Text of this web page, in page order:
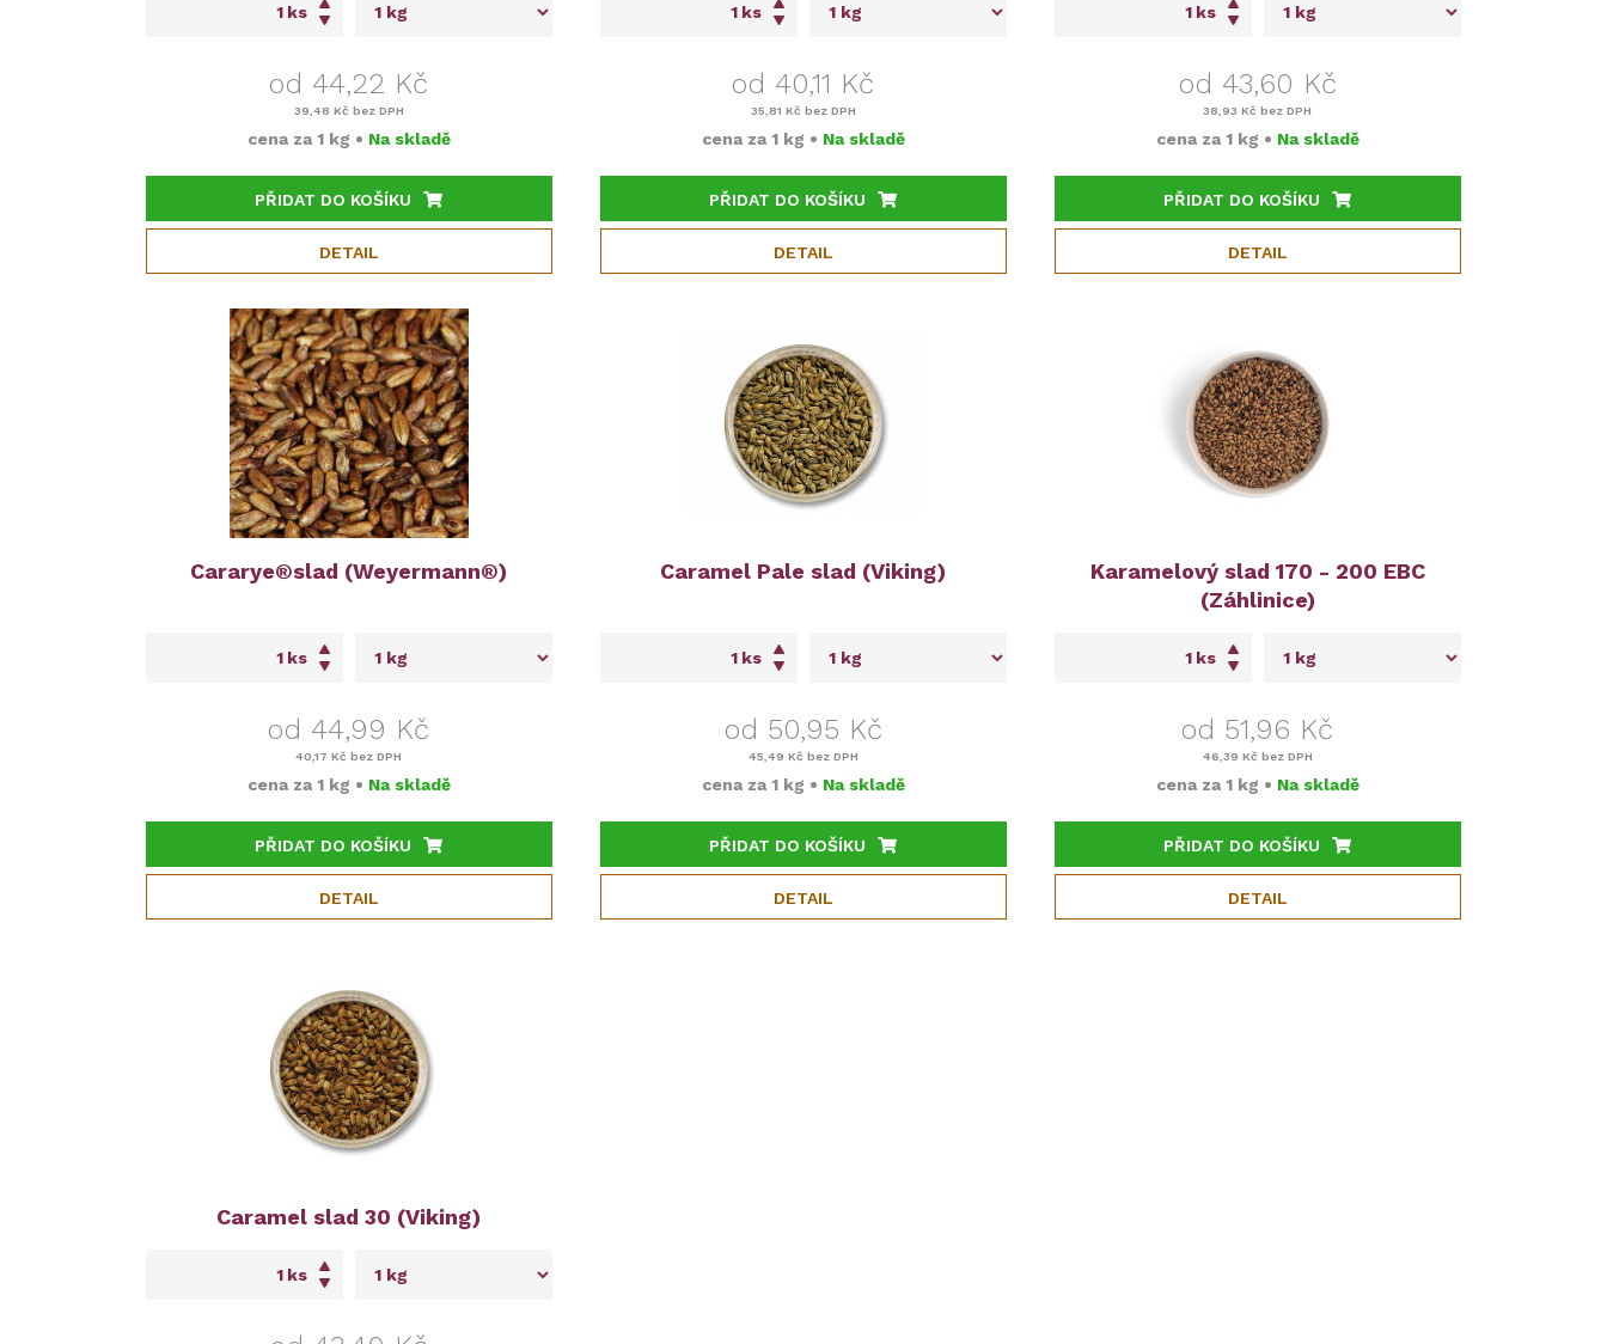
ks
od 44,22 Kč
39,48 Kč bez DPH
cena za 1 kg • Na skladě
PŘIDAT DO KOŠÍKU
DETAIL
ks
od 40,11 Kč
35,81 Kč bez DPH
cena za 1 kg • Na skladě
PŘIDAT DO KOŠÍKU
DETAIL
ks
od 43,60 Kč
38,93 Kč bez DPH
cena za 1 kg • Na skladě
PŘIDAT DO KOŠÍKU
DETAIL
Cararye®slad (Weyermann®)
ks
od 44,99 Kč
40,17 Kč bez DPH
cena za 1 kg • Na skladě
PŘIDAT DO KOŠÍKU
DETAIL
Caramel Pale slad (Viking)
ks
od 50,95 Kč
45,49 Kč bez DPH
cena za 1 kg • Na skladě
PŘIDAT DO KOŠÍKU
DETAIL
Karamelový slad 170 - 200 EBC
(Záhlinice)
ks
od 51,96 Kč
46,39 Kč bez DPH
cena za 1 kg • Na skladě
PŘIDAT DO KOŠÍKU
DETAIL
Caramel slad 30 (Viking)
ks